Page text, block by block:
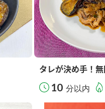
タレが決め手！
10 分以内